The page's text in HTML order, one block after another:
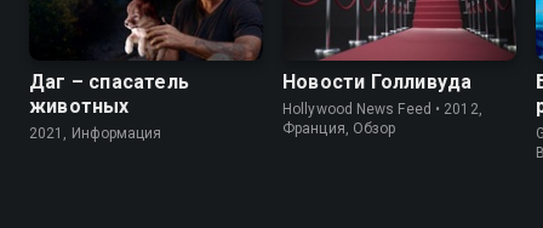
Даг – спасатель
животных
2021, Информация
Новости Голливуда
Hollywood News Feed • 2012,
Франция, Обзор